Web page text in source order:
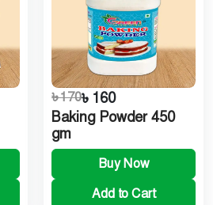
৳ 170৳ 160
Baking Powder 450
gm
Buy Now
Add to Cart